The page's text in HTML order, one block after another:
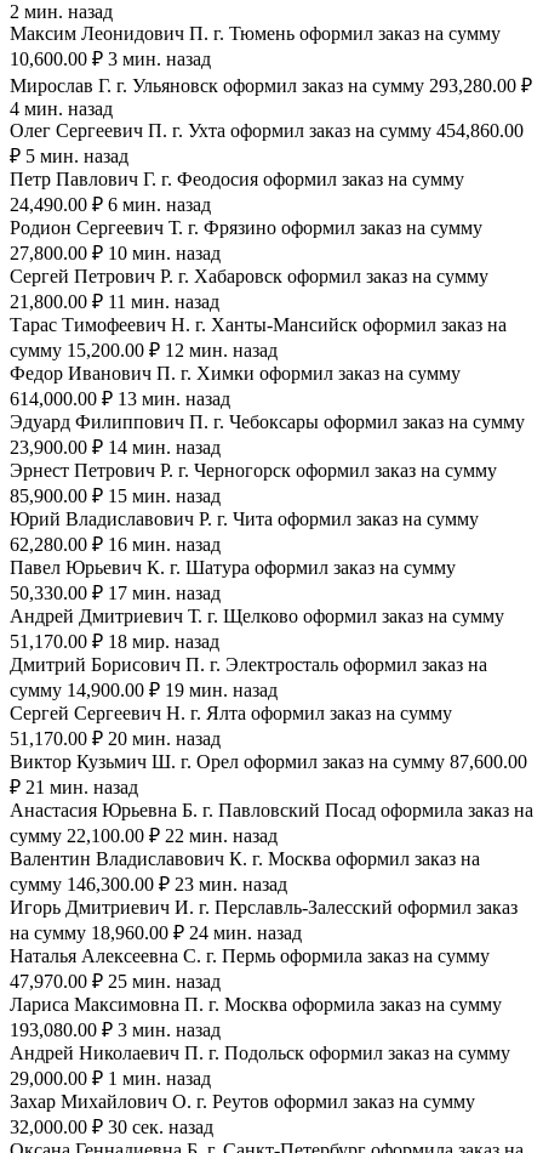
2 мин. назад
Максим Леонидович П. г. Тюмень оформил заказ на сумму
10,600.00 ₽ 3 мин. назад
Мирослав Г. г. Ульяновск оформил заказ на сумму 293,280.00 ₽
4 мин. назад
Олег Сергеевич П. г. Ухта оформил заказ на сумму 454,860.00
₽ 5 мин. назад
Петр Павлович Г. г. Феодосия оформил заказ на сумму
24,490.00 ₽ 6 мин. назад
Родион Сергеевич Т. г. Фрязино оформил заказ на сумму
27,800.00 ₽ 10 мин. назад
Сергей Петрович Р. г. Хабаровск оформил заказ на сумму
21,800.00 ₽ 11 мин. назад
Тарас Тимофеевич Н. г. Ханты-Мансийск оформил заказ на
сумму 15,200.00 ₽ 12 мин. назад
Федор Иванович П. г. Химки оформил заказ на сумму
614,000.00 ₽ 13 мин. назад
Эдуард Филиппович П. г. Чебоксары оформил заказ на сумму
23,900.00 ₽ 14 мин. назад
Эрнест Петрович Р. г. Черногорск оформил заказ на сумму
85,900.00 ₽ 15 мин. назад
Юрий Владиславович Р. г. Чита оформил заказ на сумму
62,280.00 ₽ 16 мин. назад
Павел Юрьевич К. г. Шатура оформил заказ на сумму
50,330.00 ₽ 17 мин. назад
Андрей Дмитриевич Т. г. Щелково оформил заказ на сумму
51,170.00 ₽ 18 мир. назад
Дмитрий Борисович П. г. Электросталь оформил заказ на
сумму 14,900.00 ₽ 19 мин. назад
Сергей Сергеевич Н. г. Ялта оформил заказ на сумму
51,170.00 ₽ 20 мин. назад
Виктор Кузьмич Ш. г. Орел оформил заказ на сумму 87,600.00
₽ 21 мин. назад
Анастасия Юрьевна Б. г. Павловский Посад оформила заказ на
сумму 22,100.00 ₽ 22 мин. назад
Валентин Владиславович К. г. Москва оформил заказ на
сумму 146,300.00 ₽ 23 мин. назад
Игорь Дмитриевич И. г. Перславль-Залесский оформил заказ
на сумму 18,960.00 ₽ 24 мин. назад
Наталья Алексеевна С. г. Пермь оформила заказ на сумму
47,970.00 ₽ 25 мин. назад
Лариса Максимовна П. г. Москва оформила заказ на сумму
193,080.00 ₽ 3 мин. назад
Андрей Николаевич П. г. Подольск оформил заказ на сумму
29,000.00 ₽ 1 мин. назад
Захар Михайлович О. г. Реутов оформил заказ на сумму
32,000.00 ₽ 30 сек. назад